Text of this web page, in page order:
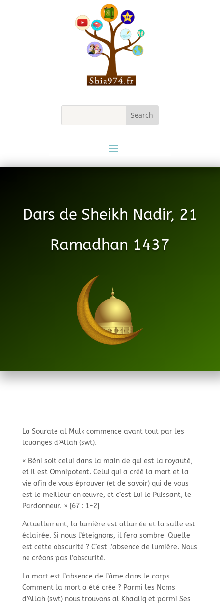
Dars de Sheikh Nadir, 21
Ramadhan 1437
La Sourate al Mulk commence avant tout par les
louanges d’Allah (swt).
« Béni soit celui dans la main de qui est la royauté,
et Il est Omnipotent. Celui qui a créé la mort et la
vie afin de vous éprouver (et de savoir) qui de vous
est le meilleur en œuvre, et c’est Lui le Puissant, le
Pardonneur. » [67 : 1-2]
Actuellement, la lumière est allumée et la salle est
éclairée. Si nous l’éteignons, il fera sombre. Quelle
est cette obscurité ? C’est l’absence de lumière. Nous
ne créons pas l’obscurité.
La mort est l’absence de l’âme dans le corps.
Comment la mort a été crée ? Parmi les Noms
d’Allah (swt) nous trouvons al Khaaliq et parmi Ses